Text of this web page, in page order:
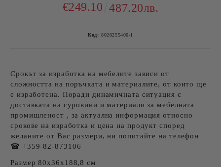
€249.10 487.20лв.
Код: 8020255400-1
Срокът за изработка на мебелите зависи от
сложността на поръчката и материалите, от които ще
е изработена. Поради динамичната ситуация с
доставката на суровини и материали за мебелната
промишленост , за актуална информация относно
срокове на изработка и цена на продукт според
желаните от Вас размери, ни попитайте на телефон
☎ +359-82-873106
Размер 80х36х188,8 см